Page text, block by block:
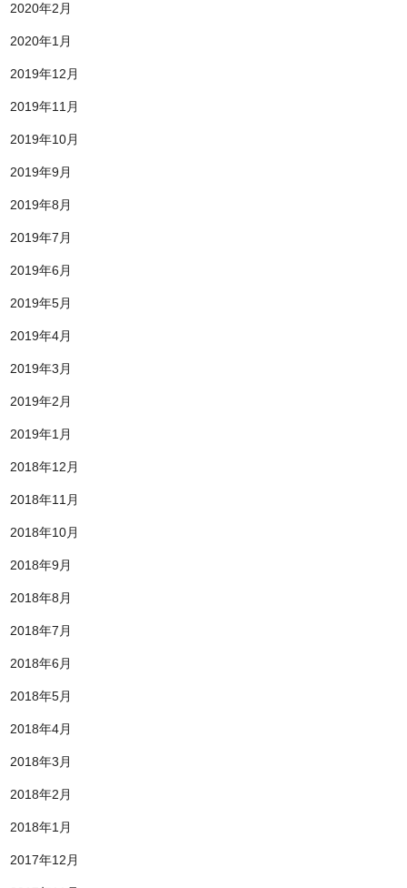
2020年2月
2020年1月
2019年12月
2019年11月
2019年10月
2019年9月
2019年8月
2019年7月
2019年6月
2019年5月
2019年4月
2019年3月
2019年2月
2019年1月
2018年12月
2018年11月
2018年10月
2018年9月
2018年8月
2018年7月
2018年6月
2018年5月
2018年4月
2018年3月
2018年2月
2018年1月
2017年12月